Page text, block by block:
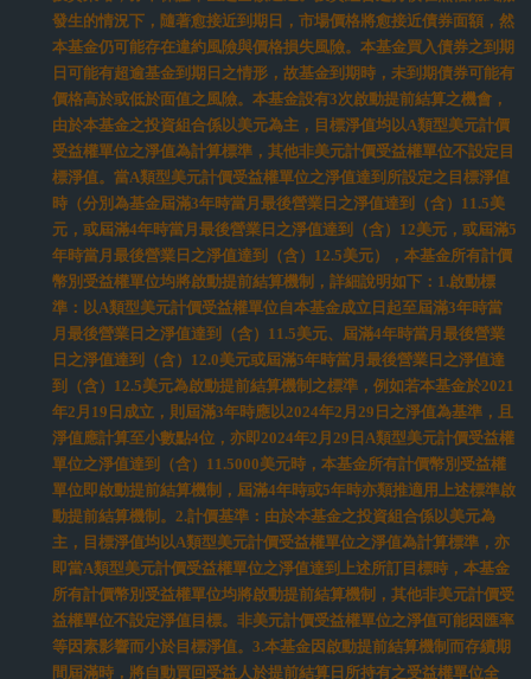
社交媒體
瀚亞投信
基金中心
投資情報
我要投資
關於我們
投資實力
永續專區
了解更多
客戶服務